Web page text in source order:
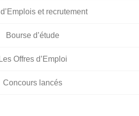
et recrutement
Bourse d’étude
Les Offres d’Emploi
Concours lancés